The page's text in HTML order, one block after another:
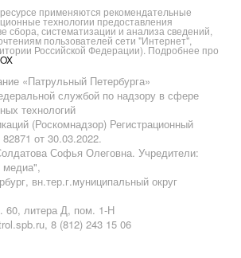
применяются рекомендательные
технологии предоставления
сбора, систематизации и анализа сведений,
пользователей сети "Интернет",
Российской Федерации). Подробнее про
«Патрульный Петербурга»
службой по надзору в сфере
технологий
(Роскомнадзор) Регистрационный
от 30.03.2022.
Софья Олеговна. Учредители:
вн.тер.г.муниципальный округ
60, литера Д, пом. 1-Н
8 (812) 243 15 06